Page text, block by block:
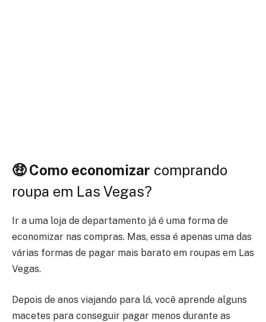
🤑 Como economizar comprando
roupa em Las Vegas?
Ir a uma loja de departamento já é uma forma de
economizar nas compras. Mas, essa é apenas uma das
várias formas de pagar mais barato em roupas em Las
Vegas.
Depois de anos viajando para lá, você aprende alguns
macetes para conseguir pagar menos durante as